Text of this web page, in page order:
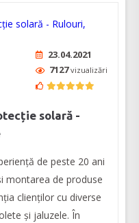
23.04.2021
7127vizualizări
solară -
de peste 20 ani
montarea de produse
clienților cu diverse
și jaluzele. În